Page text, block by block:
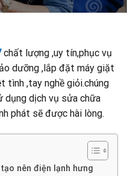
chất lượng ,uy tín,phục vụ
dưỡng ,lắp đặt máy giặt
tình ,tay nghề giỏi.chúng
dụng dịch vụ sửa chữa
phát sẽ được hài lòng.
nên điện lạnh hưng